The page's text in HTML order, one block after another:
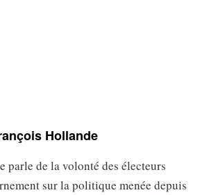
Hollande
parle de la volonté des électeurs
sur la politique menée depuis